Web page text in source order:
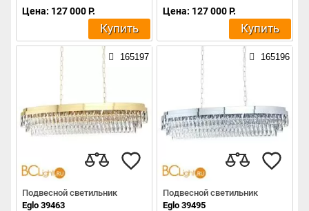
Цена: 127 000 Р.
Купить
Цена: 127 000 Р.
Купить
165197
Подвесной светильник
Eglo 39463
165196
Подвесной светильник
Eglo 39495